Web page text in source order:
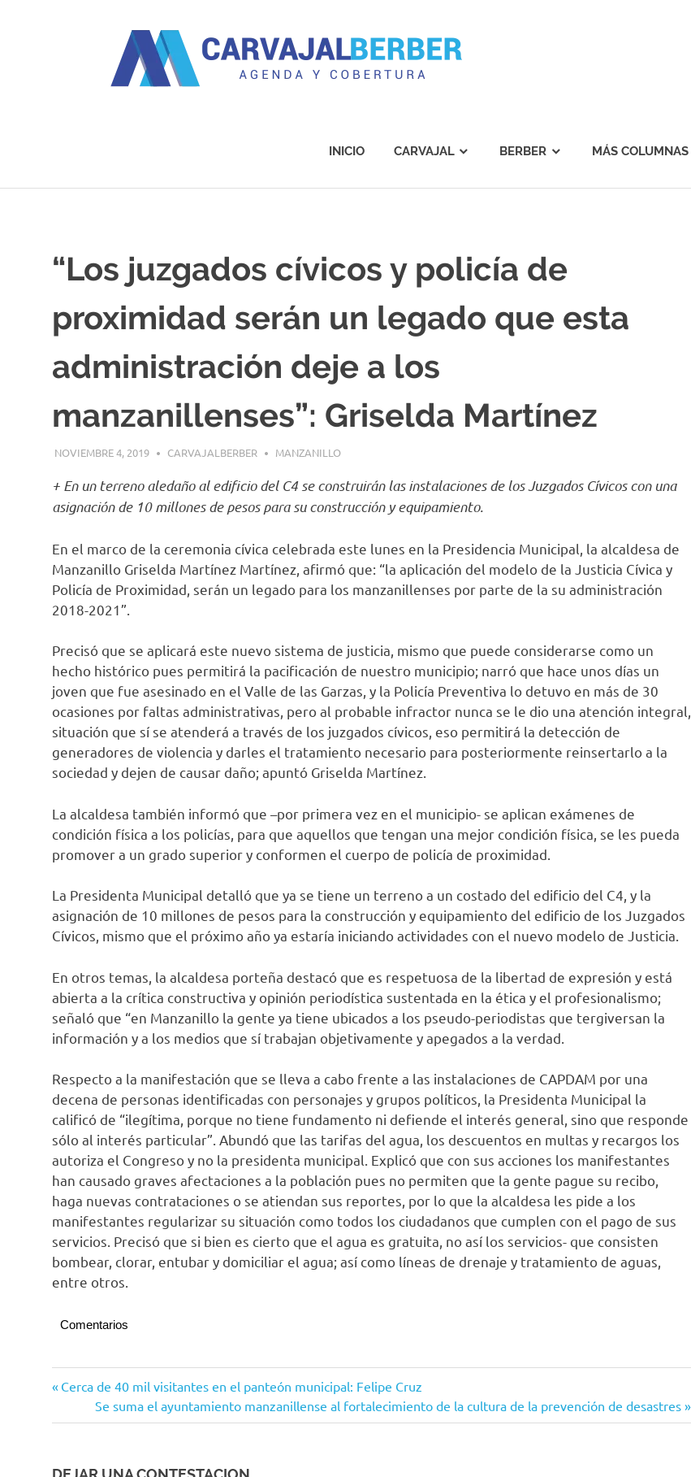
INICIO CARVAJAL BERBER MÁS COLUMNAS
“Los juzgados cívicos y policía de
proximidad serán un legado que esta
administración deje a los
manzanillenses”: Griselda Martínez
NOVIEMBRE 4, 2019 CARVAJALBERBER MANZANILLO
+ En un terreno aledaño al edificio del C4 se construirán las instalaciones de los Juzgados Cívicos con una
asignación de 10 millones de pesos para su construcción y equipamiento.
En el marco de la ceremonia cívica celebrada este lunes en la Presidencia Municipal, la alcaldesa de
Manzanillo Griselda Martínez Martínez, afirmó que: “la aplicación del modelo de la Justicia Cívica y
Policía de Proximidad, serán un legado para los manzanillenses por parte de la su administración
2018-2021”.
Precisó que se aplicará este nuevo sistema de justicia, mismo que puede considerarse como un
hecho histórico pues permitirá la pacificación de nuestro municipio; narró que hace unos días un
joven que fue asesinado en el Valle de las Garzas, y la Policía Preventiva lo detuvo en más de 30
ocasiones por faltas administrativas, pero al probable infractor nunca se le dio una atención integral,
situación que sí se atenderá a través de los juzgados cívicos, eso permitirá la detección de
generadores de violencia y darles el tratamiento necesario para posteriormente reinsertarlo a la
sociedad y dejen de causar daño; apuntó Griselda Martínez.
La alcaldesa también informó que –por primera vez en el municipio- se aplican exámenes de
condición física a los policías, para que aquellos que tengan una mejor condición física, se les pueda
promover a un grado superior y conformen el cuerpo de policía de proximidad.
La Presidenta Municipal detalló que ya se tiene un terreno a un costado del edificio del C4, y la
asignación de 10 millones de pesos para la construcción y equipamiento del edificio de los Juzgados
Cívicos, mismo que el próximo año ya estaría iniciando actividades con el nuevo modelo de Justicia.
En otros temas, la alcaldesa porteña destacó que es respetuosa de la libertad de expresión y está
abierta a la crítica constructiva y opinión periodística sustentada en la ética y el profesionalismo;
señaló que “en Manzanillo la gente ya tiene ubicados a los pseudo-periodistas que tergiversan la
información y a los medios que sí trabajan objetivamente y apegados a la verdad.
Respecto a la manifestación que se lleva a cabo frente a las instalaciones de CAPDAM por una
decena de personas identificadas con personajes y grupos políticos, la Presidenta Municipal la
calificó de “ilegítima, porque no tiene fundamento ni defiende el interés general, sino que responde
sólo al interés particular”. Abundó que las tarifas del agua, los descuentos en multas y recargos los
autoriza el Congreso y no la presidenta municipal. Explicó que con sus acciones los manifestantes
han causado graves afectaciones a la población pues no permiten que la gente pague su recibo,
haga nuevas contrataciones o se atiendan sus reportes, por lo que la alcaldesa les pide a los
manifestantes regularizar su situación como todos los ciudadanos que cumplen con el pago de sus
servicios. Precisó que si bien es cierto que el agua es gratuita, no así los servicios- que consisten
bombear, clorar, entubar y domiciliar el agua; así como líneas de drenaje y tratamiento de aguas,
entre otros.
Comentarios
Navegación
de
Entrada
anterior:
Cerca de 40 mil visitantes en el panteón municipal: Felipe Cruz
Siguiente
entrada:
Se suma el ayuntamiento manzanillense al fortalecimiento de la cultura de la prevención de desastres